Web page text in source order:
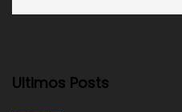
Ultimos Posts